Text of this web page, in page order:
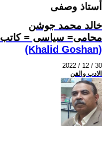
أستاذ وصفى
خالد محمد جوشن
محامى= سياسى = كاتب
(Khalid Goshan)
2022 / 12 / 30
الادب والفن